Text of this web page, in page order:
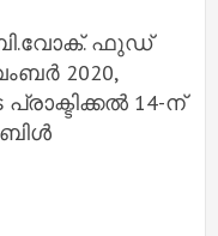
ബി.വോക്. ഫുഡ്
2020,
14-ന്